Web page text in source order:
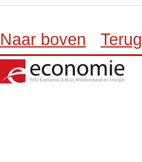
Naar boven Terug